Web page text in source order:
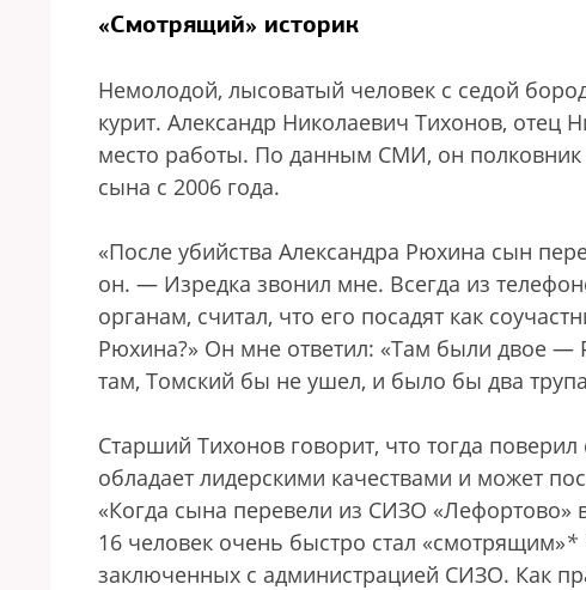
«Cмотрящий» историк
Немолодой, лысоватый человек с седой
курит. Александр Николаевич Тихонов, отец
место работы. По данным СМИ, он полковник
сына с 2006 года.
«После убийства Александра Рюхина сын
он. — Изредка звонил мне. Всегда из
органам, считал, что его посадят как
Рюхина?» Он мне ответил: «Там были двое
там, Томский бы не ушел, и было бы два
Старший Тихонов говорит, что тогда
обладает лидерскими качествами и может
«Когда сына перевели из СИЗО
16 человек очень быстро стал «смотрящим»*
заключенных с администрацией СИЗО. Как